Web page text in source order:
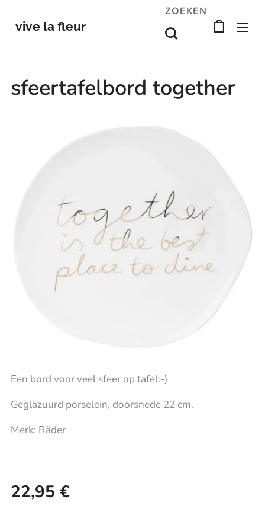
vive la fleur
ZOEKEN
sfeertafelbord together
Een bord voor veel sfeer op tafel:-)
Geglazuurd porselein, doorsnede 22 cm.
Merk: Räder
22,95 €